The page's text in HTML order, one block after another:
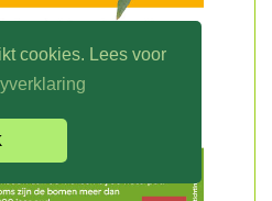
cookies. Lees voor